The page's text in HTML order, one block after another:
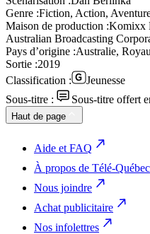
Genre :Fiction, Action,
Maison de production :Komixx
Australian Broadcasting
Pays d’origine :Australie,
Sortie :2019
Classification :
Jeunesse
Sous-titre :
Sous-titre offert
Haut de page
Aide et FAQ
À propos de Télé-Québec
Nous joindre
Achat publicitaire
Nos infolettres